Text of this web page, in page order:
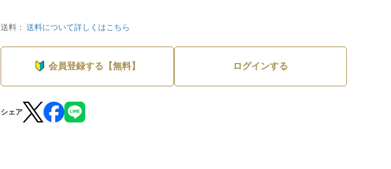
送料： 送料について詳しくはこちら
会員登録する【無料】 ログインする
シェア